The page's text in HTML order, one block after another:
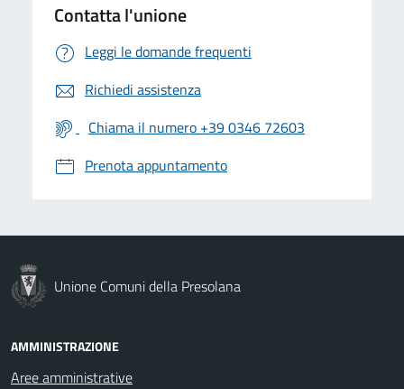
Contatta l'unione
Leggi le domande frequenti
Richiedi assistenza
Chiama il numero +39 0346 72603
Prenota appuntamento
Unione Comuni della Presolana
AMMINISTRAZIONE
Aree amministrative